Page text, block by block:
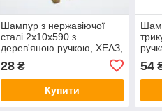
Шампур з нержавіючої
сталі 2x10x590 з
дерев'яною ручкою, ХЕАЗ,
28₴
Купити
54